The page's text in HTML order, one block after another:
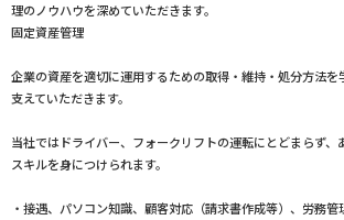
理のノウハウを深めていただきます。
固定資産管理
企業の資産を適切に運用するための取得・維持・処分方法を
支えていただきます。
当社ではドライバー、フォークリフトの運転にとどまらず、
スキルを身につけられます。
・接遇、パソコン知識、顧客対応（請求書作成等）、労務管